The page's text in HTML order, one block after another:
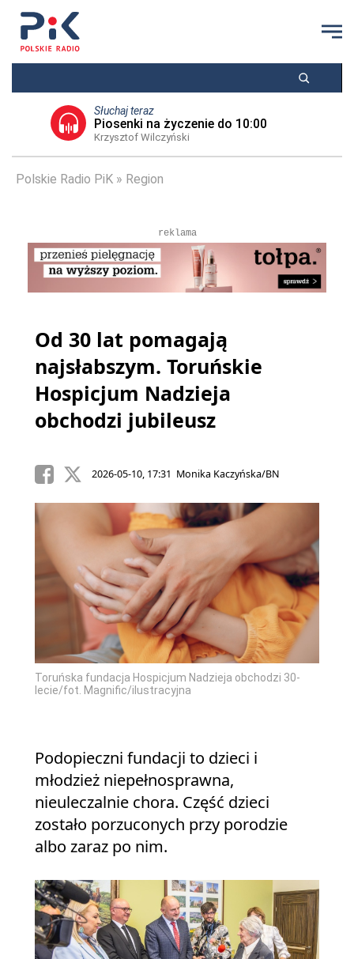
Słuchaj teraz
Piosenki na życzenie do 10:00
Krzysztof Wilczyński
Polskie Radio PiK Region
reklama
Od 30 lat pomagają
najsłabszym. Toruńskie
Hospicjum Nadzieja
obchodzi jubileusz
2026-05-10, 17:31 Monika Kaczyńska/BN
Toruńska fundacja Hospicjum Nadzieja obchodzi 30-
lecie/fot. Magnific/ilustracyjna
Podopieczni fundacji to dzieci i
młodzież niepełnosprawna,
nieuleczalnie chora. Część dzieci
zostało porzuconych przy porodzie
albo zaraz po nim.